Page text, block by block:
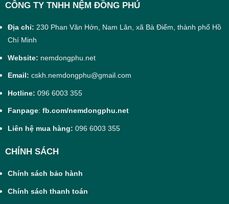
CÔNG TY TNHH NỆM ĐỒNG PHÚ
Địa chỉ: 230 Phan Văn Hớn, Nam Lân, xã Bà Điểm, thành phố Hồ
Chí Minh
Website: nemdongphu.net
Email: cskh.nemdongphu@gmail.com
Hotline: 096 6003 355
Fanpage: fb.com/nemdongphu.net
Liên hệ mua hàng: 096 6003 355
CHÍNH SÁCH
Chính sách bảo hành
Chính sách thanh toán